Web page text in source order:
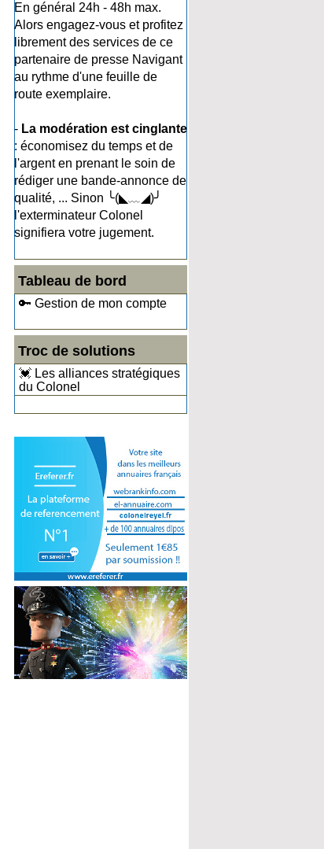
En général 24h - 48h max.
Alors engagez-vous et profitez
librement des services de ce
partenaire de presse Navigant
au rythme d'une feuille de
route exemplaire.
- La modération est cinglante
: économisez du temps et de
l'argent en prenant le soin de
rédiger une bande-annonce de
qualité, ... Sinon ╰(◣﹏◢)╯
l'exterminateur Colonel
signifiera votre jugement.
Tableau de bord
🔑 Gestion de mon compte
Troc de solutions
💓 Les alliances stratégiques
du Colonel